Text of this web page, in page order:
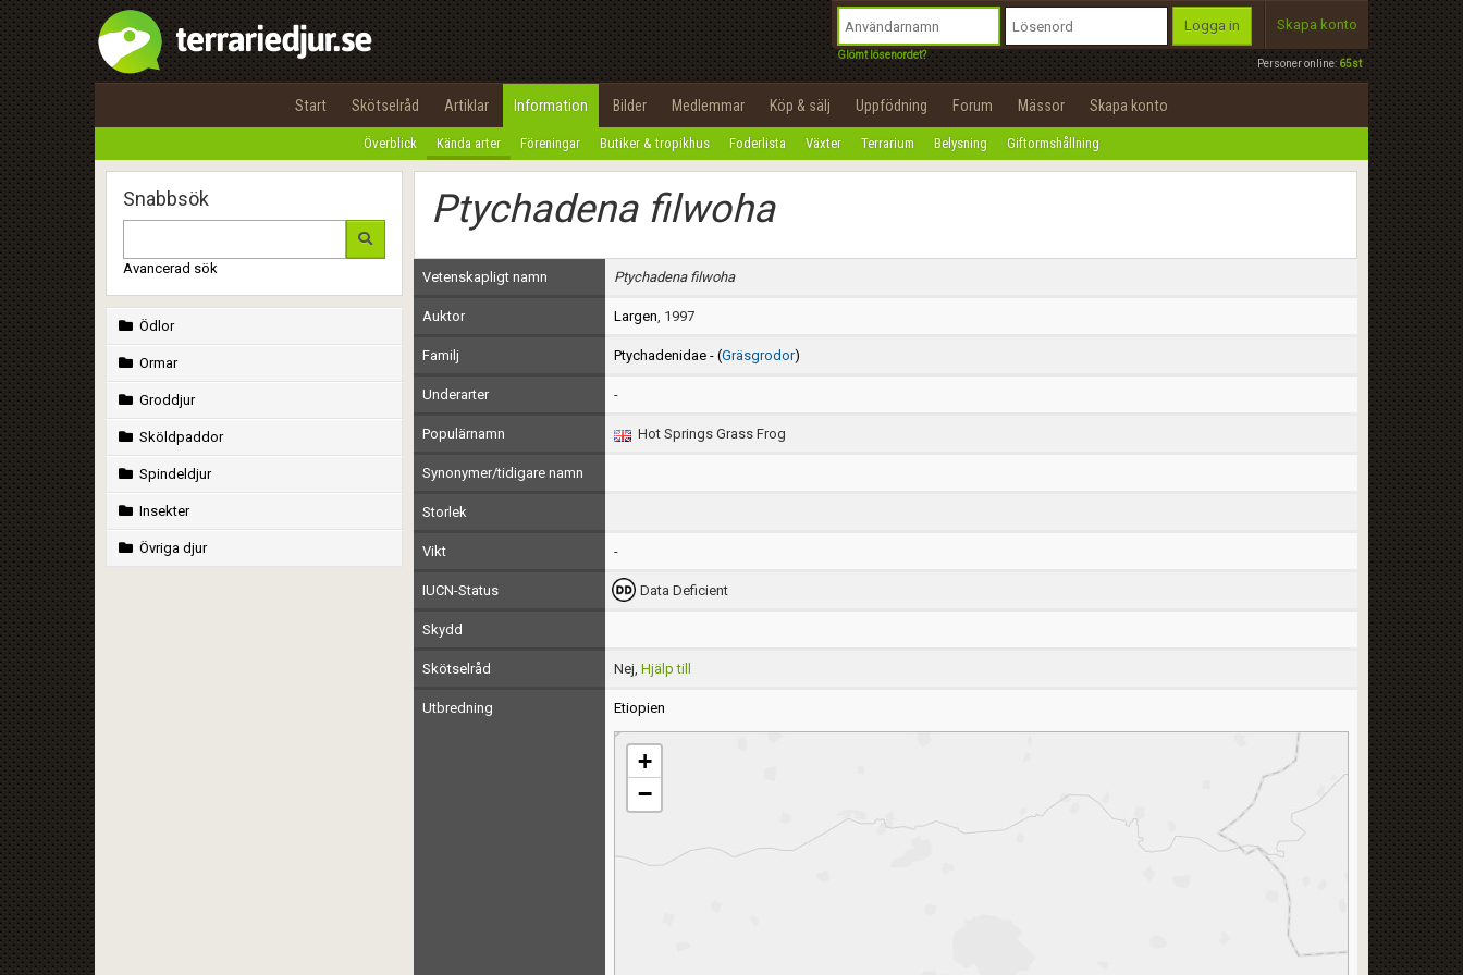
Personer online:65st
Logga in
Glömt lösenordet?
Skapa konto
Start Skötselråd Artiklar Information Bilder Medlemmar Köp & sälj Uppfödning Forum Mässor Skapa konto
Överblick Kända arter Föreningar Butiker & tropikhus Foderlista Växter Terrarium Belysning Giftormshållning
Snabbsök
Avancerad sök
Ödlor
Ormar
Groddjur
Sköldpaddor
Spindeldjur
Insekter
Övriga djur
Ptychadena filwoha
Vetenskapligt namn Ptychadena filwoha
Auktor Largen, 1997
Familj Ptychadenidae - (Gräsgrodor)
Underarter -
Populärnamn Hot Springs Grass Frog
Synonymer/tidigare namn
Storlek
Vikt -
IUCN-Status Data Deficient
Skydd
Skötselråd Nej, Hjälp till
Utbredning Etiopien
+
−
Utför
100%
OK
integritetspolicy
Namn:
Epost:
Användarnamn:
Lösenord:
Privacy Policy
Terms of Service
Begär nytt lösenord
Tillbaka till förstasidan